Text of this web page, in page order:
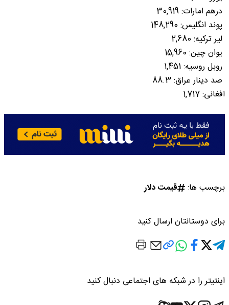
‌ درهم امارات: 30,919
‌ پوند انگلیس: 148,290
لیر ترکیه: 2,680
‌ یوان چین: 15,960
روبل روسیه: 1,451
صد دینار عراق: 88.3
افغانی: 1,717
برچسب ها: قیمت دلار
برای دوستانتان ارسال کنید
اینتیتر را در شبکه های اجتماعی دنبال کنید